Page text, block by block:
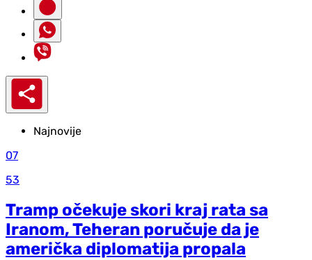
Najnovije
07
53
Tramp očekuje skori kraj rata sa
Iranom, Teheran poručuje da je
američka diplomatija propala